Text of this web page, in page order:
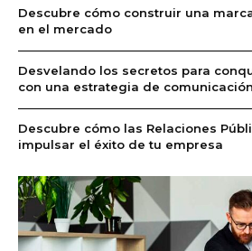
Descubre cómo construir una
en el mercado
Desvelando los secretos para
con una estrategia de
Descubre cómo las Relaciones
impulsar el éxito de tu empresa